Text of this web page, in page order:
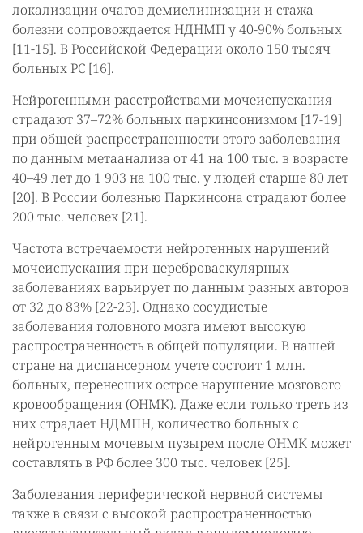
локализации очагов демиелинизации и стажа
болезни сопровождается НДНМП у 40-90% больных
[11-15]. В Российской Федерации около 150 тысяч
больных РС [16].
Нейрогенными расстройствами мочеиспускания
страдают 37–72% больных паркинсонизмом [17-19]
при общей распространенности этого заболевания
по данным метаанализа от 41 на 100 тыс. в возрасте
40–49 лет до 1 903 на 100 тыс. у людей старше 80 лет
[20]. В России болезнью Паркинсона страдают более
200 тыс. человек [21].
Частота встречаемости нейрогенных нарушений
мочеиспускания при цереброваскулярных
заболеваниях варьирует по данным разных авторов
от 32 до 83% [22-23]. Однако сосудистые
заболевания головного мозга имеют высокую
распространенность в общей популяции. В нашей
стране на диспансерном учете состоит 1 млн.
больных, перенесших острое нарушение мозгового
кровообращения (ОНМК). Даже если только треть из
них страдает НДМПН, количество больных с
нейрогенным мочевым пузырем после ОНМК может
составлять в РФ более 300 тыс. человек [25].
Заболевания периферической нервной системы
также в связи с высокой распространенностью